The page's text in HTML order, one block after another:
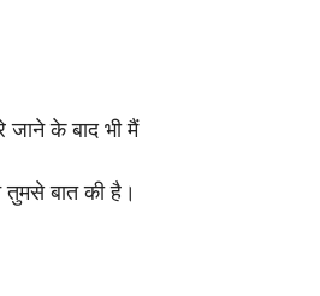
जाने के बाद भी मैं
तुमसे बात की है।